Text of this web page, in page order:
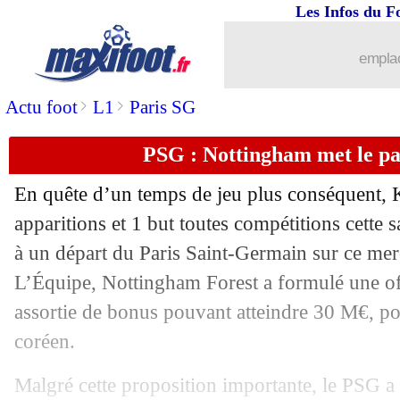
Actu foot> L1 > Paris SG
Les Infos du
PSG : Nottingham met le
En quête d’un temps de jeu plus
apparitions et 1 but toutes compétitions cette
à un départ du Paris Saint-Germain sur ce
L’Équipe, Nottingham Forest a formulé une
assortie de bonus pouvant atteindre 30 M€,
coréen.
Malgré cette proposition importante, le PSG a
: Reims l'emporte, Guingamp se
30/08 OM: Geertruida, le plan B pour
30/08 Leipzig: Vermeeren arrive à l'OM !
30/08 OM : Nadir d'entrée de jeu pour
30/08 Lyon: Satriano et Sinayoko
30/08 Man Utd: Ruben Amorim sur la
OM : Ounahi signe à Gérone (officiel)